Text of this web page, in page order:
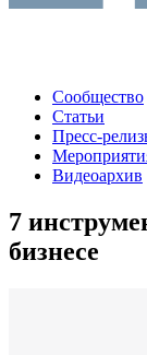
Сообщество
Статьи
Пресс-
Видеоархив
7
бизнесе